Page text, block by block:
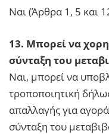
Ναι (Άρθρα 1, 5 και
13. Μπορεί να
σύνταξη του
Ναι, μπορεί να
τροποποιητική
απαλλαγής για
σύνταξη του